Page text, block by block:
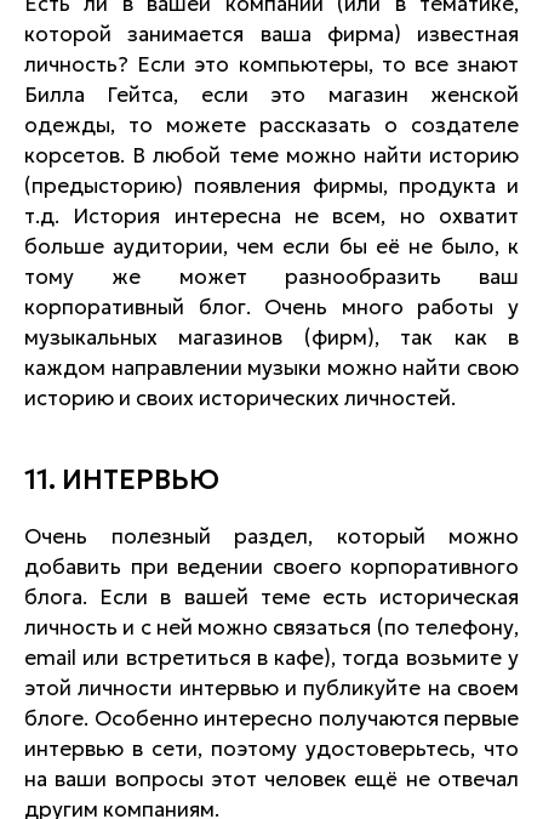
которой занимается ваша фирма) известная
личность? Если это компьютеры, то все знают
Билла Гейтса, если это магазин женской
одежды, то можете рассказать о создателе
корсетов. В любой теме можно найти историю
(предысторию) появления фирмы, продукта и
т.д. История интересна не всем, но охватит
больше аудитории, чем если бы её не было, к
тому же может разнообразить ваш
корпоративный блог. Очень много работы у
музыкальных магазинов (фирм), так как в
каждом направлении музыки можно найти свою
историю и своих исторических личностей.
11. ИНТЕРВЬЮ
Очень полезный раздел, который можно
добавить при ведении своего корпоративного
блога. Если в вашей теме есть историческая
личность и с ней можно связаться (по телефону,
email или встретиться в кафе), тогда возьмите у
этой личности интервью и публикуйте на своем
блоге. Особенно интересно получаются первые
интервью в сети, поэтому удостоверьтесь, что
на ваши вопросы этот человек ещё не отвечал
другим компаниям.